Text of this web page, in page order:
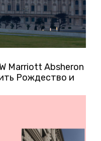
Marriott Absheron
Рождество и